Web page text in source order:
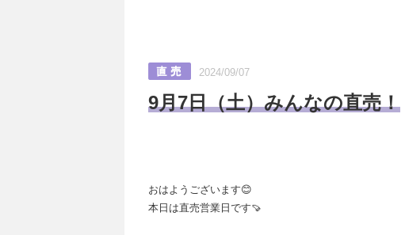
2024/09/07
9月7日（土）みんなの直売！
おはようございます😊
本日は直売営業日です🍠